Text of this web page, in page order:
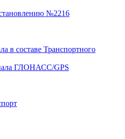
№2216
в составе Транспортного
ГЛОНАСС/GPS